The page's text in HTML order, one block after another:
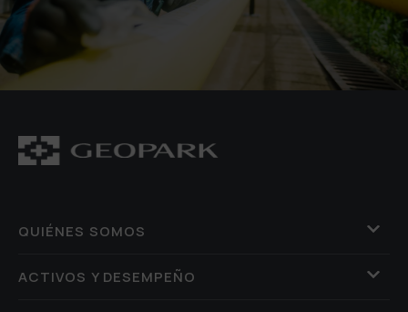
QUIÉNES SOMOS
ACTIVOS Y DESEMPEÑO